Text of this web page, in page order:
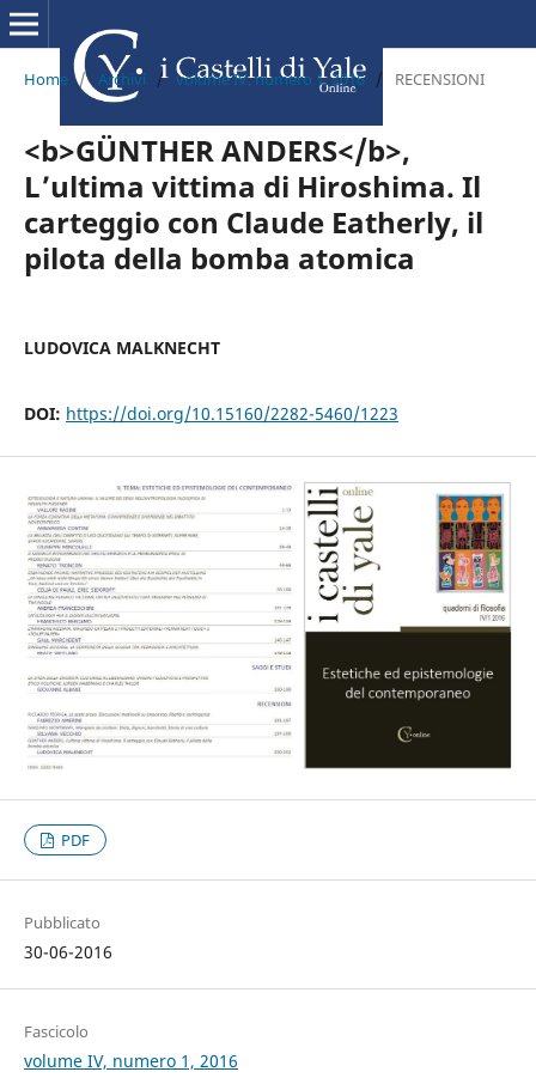
Home / Archivi / volume IV, numero 1, 2016 / RECENSIONI
<b>GÜNTHER ANDERS</b>,
L’ultima vittima di Hiroshima. Il
carteggio con Claude Eatherly, il
pilota della bomba atomica
LUDOVICA MALKNECHT
DOI: https://doi.org/10.15160/2282-5460/1223
PDF
Pubblicato
30-06-2016
Fascicolo
volume IV, numero 1, 2016